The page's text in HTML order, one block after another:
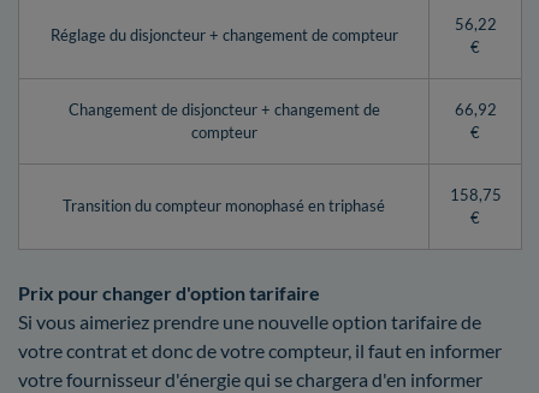
Réglage du disjoncteur + changement de compteur
56,22
€
Changement de disjoncteur + changement de
compteur
66,92
€
Transition du compteur monophasé en triphasé
158,75
€
Prix pour changer d'option tarifaire
Si vous aimeriez prendre une nouvelle option tarifaire de
votre contrat et donc de votre compteur, il faut en informer
votre fournisseur d'énergie qui se chargera d'en informer